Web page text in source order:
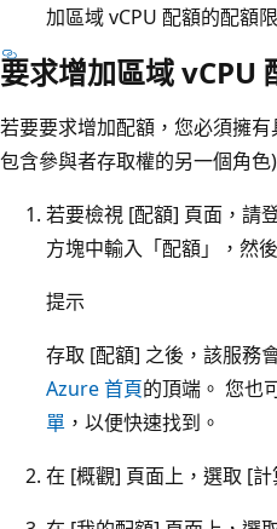
加區域 vCPU 配額的配額
要求增加區域 vCPU
若要要求增加配額，您必須擁
包含參與者存取權的另一個角色)
若要檢視 [配額] 頁面，請
方塊中輸入「配額」，然
提示
存取 [配額] 之後，該服務
Azure 首頁的頂端。 您也
單 ，以便快速找到。
在 [概觀] 頁面上，選取 [計